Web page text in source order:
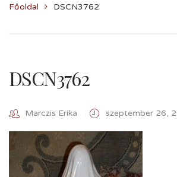
Főoldal DSCN3762
DSCN3762
Marczis Erika szeptember 26,